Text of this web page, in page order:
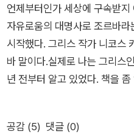
괴물(생명을 생성시키던, 탄산
가 된 대기를 호흡하던 공룡
이해할래야 이해할 수 없는
자네가 즐겨 입에 올리던 ‘국가
키던 ‘초국가’, ‘인간성’ 같은
속에서도 같은 가치를 갖는다
것 같아 이따금 몇 마디 음절로
교수님 가라사대 '자유의 반대
입니다.' - 더불어 숲-자유는 결
자유 자체의 주체성에 있다고
없이 느껴지는 행동에서 오히
된 자신의 주체성과 질서를 발
혼의 자유로움이다. 혼란스러
히 자유롭게, 머리가 아닌 가슴
에 동참하고, 불의를 보면 과
인물, 사상과 생각이 직설적이
평상시의 거친 말 속에 녹아 들
런 종류의 표현으로 조르바에
다. 막상 이 책에 대한 명성이
선택하고 구입은 했지만 오랜
면서 이야기의 내용이 무엇인
언제부터인가 세상에 구속받
자유로움의 대명사로 조르바라
시작했다. 그리스 작가 니코스
바 말이다.실제로 나는 그리스
년 전부터 알고 있었다. 책을
이 바로 조르바. 도대체 어떤
음을 사로잡았을까 하는 생각
공감 (5) 댓글 (0)